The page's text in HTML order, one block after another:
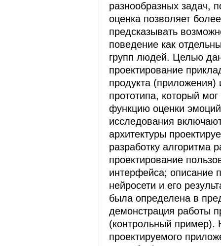
разнообразных задач,
оценка позволяет
предсказывать
поведение как
групп людей. Целью
проектирование
продукта (приложения)
прототипа, который
функцию оценки
исследования
архитектуры
разработку алгоритма
проектирование
интерфейса; описание
нейросети и его
была определена в
демонстрация работы
(контрольный пример).
проектируемого